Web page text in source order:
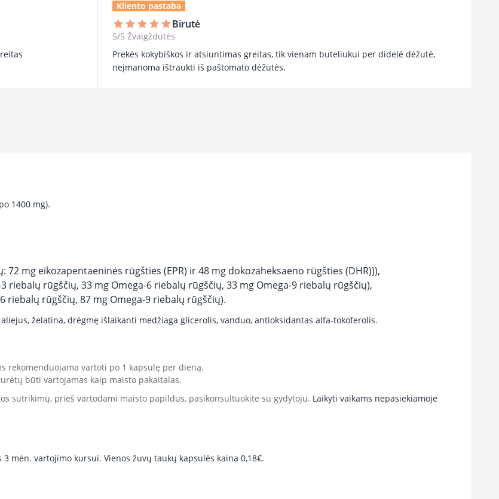
Kliento pastaba
star star star star starBirutė
5/5 Žvaigždutės
Prekės kokybiškos ir atsiuntimas greitas, tik vienam buteliukui per didelė dėžutė,
neįmanoma ištraukti iš paštomato dėžutės.
1400 mg).
mg eikozapentaeninės rūgšties (EPR) ir 48 mg dokozaheksaeno rūgšties (DHR))),
riebalų rūgščių, 33 mg Omega-6 riebalų rūgščių, 33 mg Omega-9 riebalų rūgščių),
riebalų rūgščių, 87 mg Omega-9 riebalų rūgščių).
želatina, drėgmę išlaikanti medžiaga glicerolis, vanduo, antioksidantas alfa-tokoferolis.
rekomenduojama vartoti po 1 kapsulę per dieną.
būti vartojamas kaip maisto pakaitalas.
sutrikimų, prieš vartodami maisto papildus, pasikonsultuokite su gydytoju. Laikyti vaikams nepasiekiamoje
mėn. vartojimo kursui. Vienos žuvų taukų kapsulės kaina 0,18€.